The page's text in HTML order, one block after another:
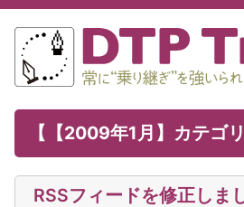
【【2009年1月】カテゴ
RSSフィードを修正しま